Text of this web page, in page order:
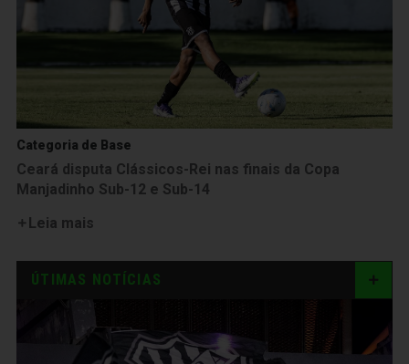
Categoria de Base
Ceará disputa Clássicos-Rei nas finais da Copa
Manjadinho Sub-12 e Sub-14
Leia mais
ÚTIMAS NOTÍCIAS